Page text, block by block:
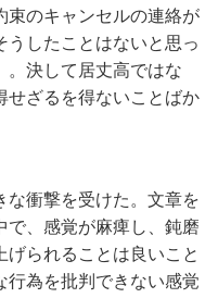
束のキャンセルの連絡が
うしたことはないと思っ
。決して居丈高ではな
せざるを得ないことばか
衝撃を受けた。文章を
で、感覚が麻痺し、鈍磨
げられることは良いこと
行為を批判できない感覚